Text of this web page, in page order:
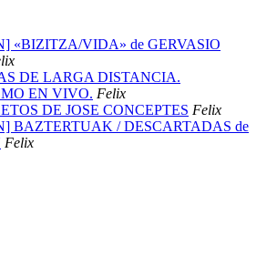
«BIZITZA/VIDA» de GERVASIO
DE LARGA DISTANCIA.
EN VIVO. Felix
DE JOSE CONCEPTES Felix
BAZTERTUAK / DESCARTADAS de
Felix